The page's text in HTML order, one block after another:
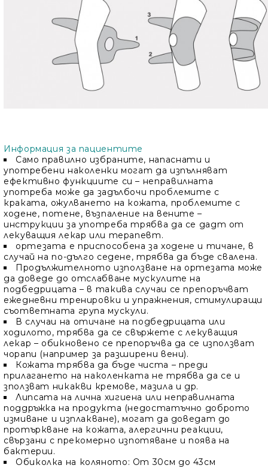
Информация за пациентите
Само правилно избраните, напаснати и
употребени наколенки могат да изпълняват
ефективно функциите си – неправилната
употреба може да задълбочи проблемите с
краката, ожулването на кожата, проблемите с
ходене, потене, възпаление на вените –
инструкции за употреба трябва да се дадт от
лекуващия лекар или терапевт.
ортезата е приспособена за ходене и тичане, в
случай на по-дълго седене, трябва да бъде свалена.
Продължителното използване на ортезата може
да доведе до отслабване мускулите на
подбедрицата – в такива случаи се препоръчват
ежедневни тренировки и упражнения, стимулиращи
съответната група мускули.
В случаи на отичане на подбедрицата или
ходилото, трябва да се свържете с лекуващия
лекар – обикновено се препоръчва да се използват
чорапи (например за разширени вени).
Кожата трябва да бъде чиста – преди
прилагането на наколенката не трябва да се и
зползват никакви кремове, мазила и др.
Липсата на лична хигиена или неправилната
поддръжка на продукта (недостатъчно доброто
измиване и изплакване), могат да доведат до
протъркване на кожата, алергични реакции,
свързани с прекомерно изпотяване и поява на
бактерии.
Обиколка на коляното: От 30см до 43см